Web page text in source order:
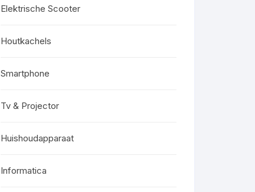
Elektrische Scooter
Houtkachels
Smartphone
Tv & Projector
Huishoudapparaat
Informatica